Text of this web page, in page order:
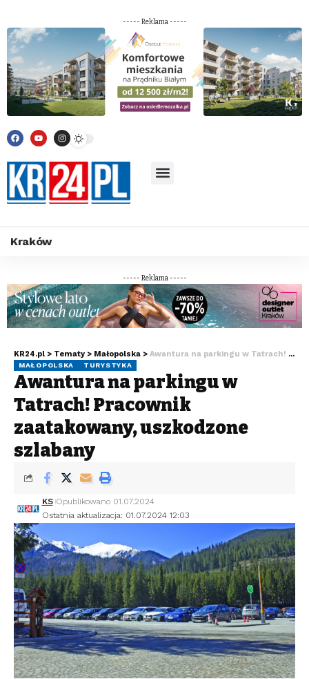
----- Reklama -----
Kraków
----- Reklama -----
KR24.pl > Tematy > Małopolska > Awantura na parkingu w Tatrach! Pracownik zaatakowany, uszkodzone szlabany
MAŁOPOLSKA TURYSTYKA
Awantura na parkingu w
Tatrach! Pracownik
zaatakowany, uszkodzone
szlabany
Ostatnia aktualizacja: 01.07.2024 12:03
KS Opublikowano 01.07.2024